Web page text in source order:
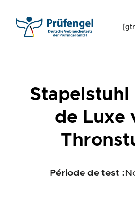
content
Stapelstuhl
de Luxe
Période de test :